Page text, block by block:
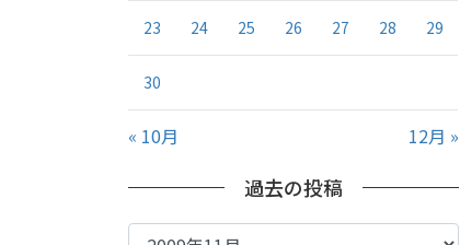
23 24 25 26 27 28 29
30
« 10月 12月 »
過去の投稿
過